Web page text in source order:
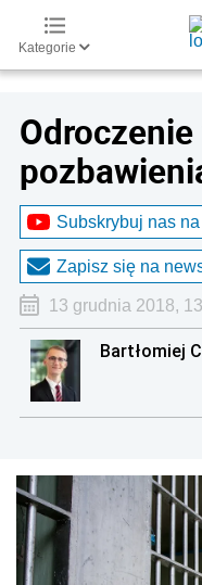
Kategorie
Subskrybuj nas
Zapisz się na
13 grudnia 2018,
Bartłomiej